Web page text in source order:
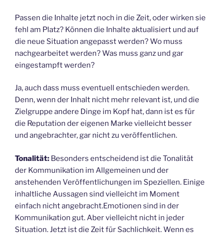
Passen die Inhalte jetzt noch in die Zeit, oder wirken sie
fehl am Platz? Können die Inhalte aktualisiert und auf
die neue Situation angepasst werden? Wo muss
nachgearbeitet werden? Was muss ganz und gar
eingestampft werden?
Ja, auch dass muss eventuell entschieden werden.
Denn, wenn der Inhalt nicht mehr relevant ist, und die
Zielgruppe andere Dinge im Kopf hat, dann ist es für
die Reputation der eigenen Marke vielleicht besser
und angebrachter, gar nicht zu veröffentlichen.
Tonalität: Besonders entscheidend ist die Tonalität
der Kommunikation im Allgemeinen und der
anstehenden Veröffentlichungen im Speziellen. Einige
inhaltliche Aussagen sind vielleicht im Moment
einfach nicht angebracht.Emotionen sind in der
Kommunikation gut. Aber vielleicht nicht in jeder
Situation. Jetzt ist die Zeit für Sachlichkeit. Wenn es